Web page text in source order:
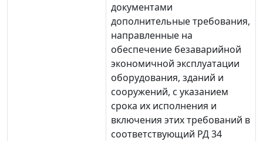
документами
дополнительные требования,
направленные на
обеспечение безаварийной
экономичной эксплуатации
оборудования, зданий и
сооружений, с указанием
срока их исполнения и
включения этих требований в
соответствующий РД 34